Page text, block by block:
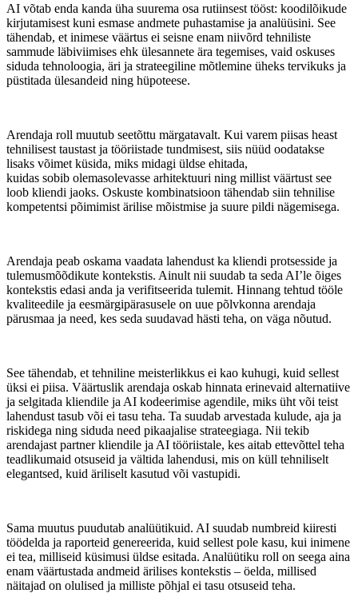
AI võtab enda kanda üha suurema osa rutiinsest tööst: koodilõikude
kirjutamisest kuni esmase andmete puhastamise ja analüüsini. See
tähendab, et inimese väärtus ei seisne enam niivõrd tehniliste
sammude läbiviimises ehk ülesannete ära tegemises, vaid oskuses
siduda tehnoloogia, äri ja strateegiline mõtlemine üheks tervikuks ja
püstitada ülesandeid ning hüpoteese.
Arendaja roll muutub seetõttu märgatavalt. Kui varem piisas heast
tehnilisest taustast ja tööriistade tundmisest, siis nüüd oodatakse
lisaks võimet küsida, miks midagi üldse ehitada,
kuidas sobib olemasolevasse arhitektuuri ning millist väärtust see
loob kliendi jaoks. Oskuste kombinatsioon tähendab siin tehnilise
kompetentsi põimimist ärilise mõistmise ja suure pildi nägemisega.
Arendaja peab oskama vaadata lahendust ka kliendi protsesside ja
tulemusmõõdikute kontekstis. Ainult nii suudab ta seda AI’le õiges
kontekstis edasi anda ja verifitseerida tulemit. Hinnang tehtud tööle
kvaliteedile ja eesmärgipärasusele on uue põlvkonna arendaja
pärusmaa ja need, kes seda suudavad hästi teha, on väga nõutud.
See tähendab, et tehniline meisterlikkus ei kao kuhugi, kuid sellest
üksi ei piisa. Väärtuslik arendaja oskab hinnata erinevaid alternatiive
ja selgitada kliendile ja AI kodeerimise agendile, miks üht või teist
lahendust tasub või ei tasu teha. Ta suudab arvestada kulude, aja ja
riskidega ning siduda need pikaajalise strateegiaga. Nii tekib
arendajast partner kliendile ja AI tööriistale, kes aitab ettevõttel teha
teadlikumaid otsuseid ja vältida lahendusi, mis on küll tehniliselt
elegantsed, kuid äriliselt kasutud või vastupidi.
Sama muutus puudutab analüütikuid. AI suudab numbreid kiiresti
töödelda ja raporteid genereerida, kuid sellest pole kasu, kui inimene
ei tea, milliseid küsimusi üldse esitada. Analüütiku roll on seega aina
enam väärtustada andmeid ärilises kontekstis – öelda, millised
näitajad on olulised ja milliste põhjal ei tasu otsuseid teha.